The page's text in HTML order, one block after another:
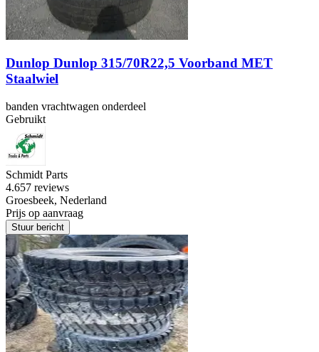
Dunlop Dunlop 315/70R22,5 Voorband MET
Staalwiel
banden vrachtwagen onderdeel
Gebruikt
Schmidt Parts
4.657 reviews
Groesbeek, Nederland
Prijs op aanvraag
Stuur bericht